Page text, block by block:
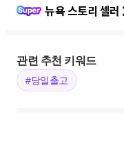
뉴욕 스토리 셀러
관련 추천 키워드
#당일출고